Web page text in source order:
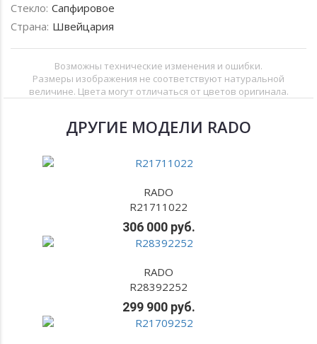
Стекло: Сапфировое
Страна: Швейцария
Возможны технические изменения и ошибки.
Размеры изображения не соответствуют натуральной
величине. Цвета могут отличаться от цветов оригинала.
ДРУГИЕ МОДЕЛИ RADO
RADO
R21711022
306 000 руб.
RADO
R28392252
299 900 руб.